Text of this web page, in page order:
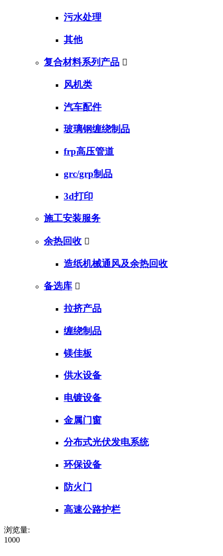
污水处理
其他
复合材料系列产品 
风机类
汽车配件
玻璃钢缠绕制品
frp高压管道
grc/grp制品
3d打印
施工安装服务
余热回收 
造纸机械通风及余热回收
备选库 
拉挤产品
缠绕制品
镁佳板
供水设备
电镀设备
金属门窗
分布式光伏发电系统
环保设备
防火门
高速公路护栏
浏览量:
1000